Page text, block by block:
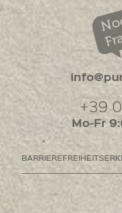
+39
Mo-Fr